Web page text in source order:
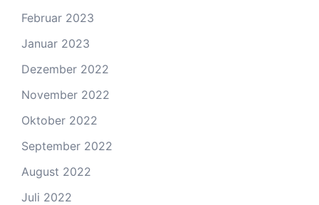
Februar 2023
Januar 2023
Dezember 2022
November 2022
Oktober 2022
September 2022
August 2022
Juli 2022